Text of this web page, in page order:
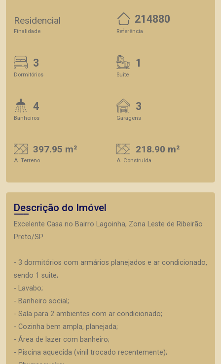
Residencial
Finalidade
214880
Referência
3
Dormitórios
1
Suite
4
Banheiros
3
Garagens
397.95 m²
A. Terreno
218.90 m²
A. Construída
Descrição do Imóvel
Excelente Casa no Bairro Lagoinha, Zona Leste de Ribeirão
Preto/SP.
- 3 dormitórios com armários planejados e ar condicionado,
sendo 1 suite;
- Lavabo;
- Banheiro social;
- Sala para 2 ambientes com ar condicionado;
- Cozinha bem ampla, planejada;
- Área de lazer com banheiro;
- Piscina aquecida (vinil trocado recentemente);